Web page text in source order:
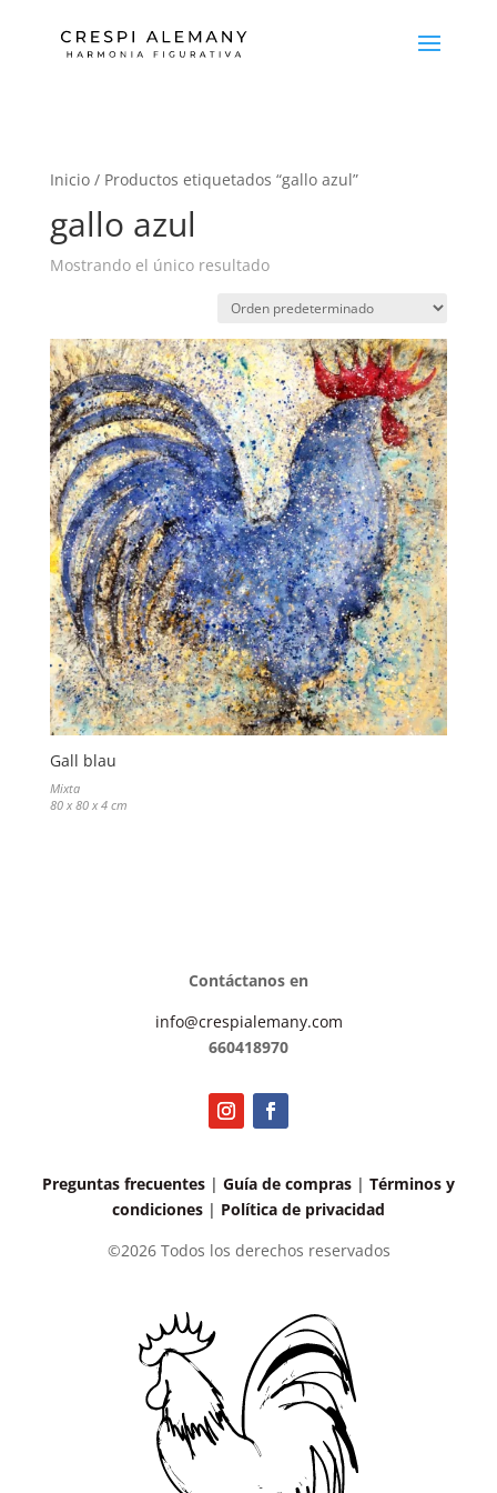
Inicio/ Productos etiquetados “gallo azul”
gallo azul
Mostrando el único resultado
Gall blau
Mixta
80 x 80 x 4 cm
Contáctanos en
info@crespialemany.com
660418970
Preguntas frecuentes | Guía de compras | Términos y
condiciones | Política de privacidad
©2026 Todos los derechos reservados